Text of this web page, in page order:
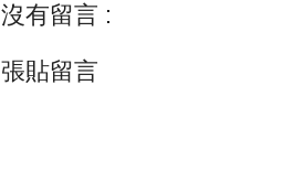
沒有留言 :
張貼留言